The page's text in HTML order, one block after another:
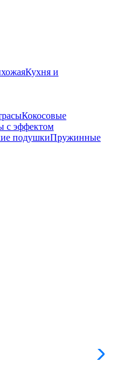
Кухня и
Кокосовые
с эффектом
подушкиПружинные